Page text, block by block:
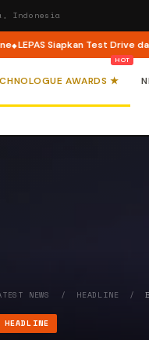
Indonesia
Siapkan Test Drive dan
AWARDS ★
NEWS / HEADLINE /
HEADLINE